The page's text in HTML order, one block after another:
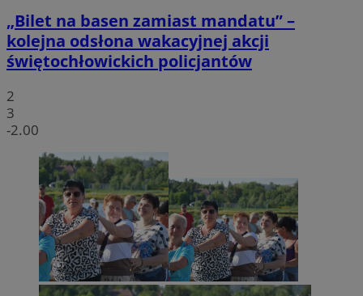
„Bilet na basen zamiast mandatu” –
kolejna odsłona wakacyjnej akcji
świętochłowickich policjantów
2
3
-2.00